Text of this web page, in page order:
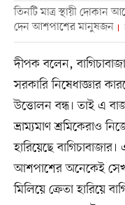
তিনটি মাত্র স্থায়ী দোকান
দেন আশপাশের মানুষজন
দীপক বলেন,
সরকারি নিষেধাজ্ঞার
উত্তোলন বন্ধ। তাই এ
ভ্রাম্যমাণ শ্রমিকেরাও
হারিয়েছে
আশপাশের অনেকেই
মিলিয়ে ক্রেতা হারিয়ে